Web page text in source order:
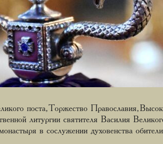
поста, Торжество Православия,
литургии святителя Василия
в сослужении духовенства